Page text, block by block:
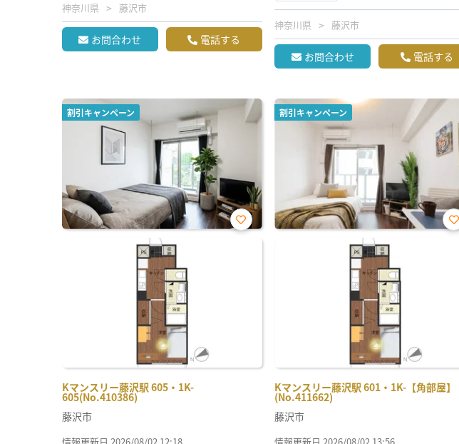
神奈川県 藤沢市
お問合わせ 電話する
神奈川県 藤沢市
お問合わせ 電話する
割引キャンペーン
Kマンスリー藤沢駅 605・1K-
605(No.410386)
お気
藤沢市
割引キャンペーン
Kマンスリー藤沢駅 601・1K-【角部屋】
(No.411662)
お気
藤沢市